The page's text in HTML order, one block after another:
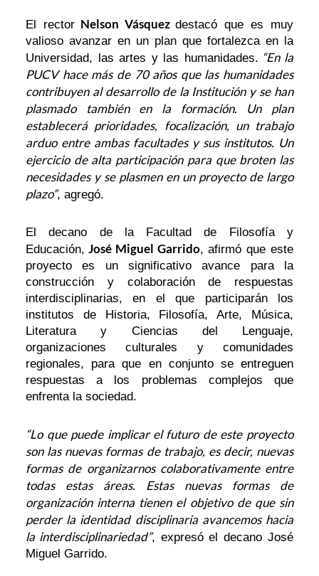
El rector Nelson Vásquez destacó que es muy
valioso avanzar en un plan que fortalezca en la
Universidad, las artes y las humanidades. “En la
PUCV hace más de 70 años que las humanidades
contribuyen al desarrollo de la Institución y se han
plasmado también en la formación. Un plan
establecerá prioridades, focalización, un trabajo
arduo entre ambas facultades y sus institutos. Un
ejercicio de alta participación para que broten las
necesidades y se plasmen en un proyecto de largo
plazo”, agregó.
El decano de la Facultad de Filosofía y
Educación, José Miguel Garrido, afirmó que este
proyecto es un significativo avance para la
construcción y colaboración de respuestas
interdisciplinarias, en el que participarán los
institutos de Historia, Filosofía, Arte, Música,
Literatura y Ciencias del Lenguaje,
organizaciones culturales y comunidades
regionales, para que en conjunto se entreguen
respuestas a los problemas complejos que
enfrenta la sociedad.
“Lo que puede implicar el futuro de este proyecto
son las nuevas formas de trabajo, es decir, nuevas
formas de organizarnos colaborativamente entre
todas estas áreas. Estas nuevas formas de
organización interna tienen el objetivo de que sin
perder la identidad disciplinaria avancemos hacia
la interdisciplinariedad”, expresó el decano José
Miguel Garrido.